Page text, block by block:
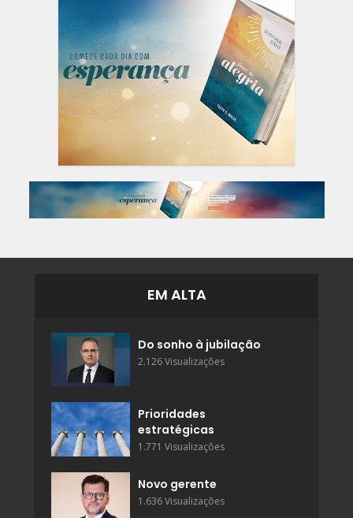
EM ALTA
Do sonho à jubilação
2.126 Visualizações
Prioridades
estratégicas
1.771 Visualizações
Novo gerente
1.636 Visualizações